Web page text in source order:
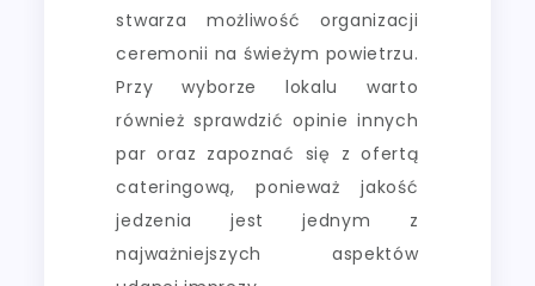
stwarza możliwość organizacji
ceremonii na świeżym powietrzu.
Przy wyborze lokalu warto
również sprawdzić opinie innych
par oraz zapoznać się z ofertą
cateringową, ponieważ jakość
jedzenia jest jednym z
najważniejszych aspektów